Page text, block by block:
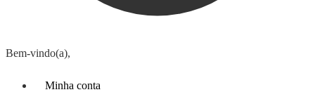
Bem-vindo(a),
Minha conta